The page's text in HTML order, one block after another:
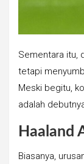
Sementara itu,
tetapi
Meski begitu,
adalah
Haaland
Biasanya,